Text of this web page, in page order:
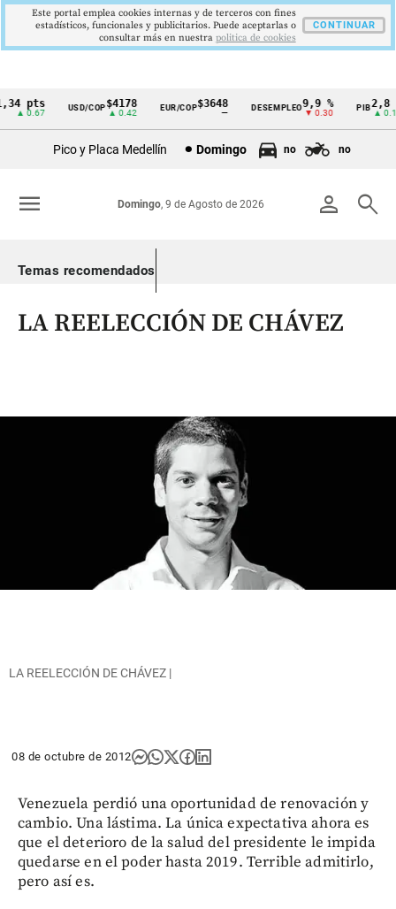
Cintillo
Colombia
pts
▲ 0.67
USD/COP$4178
▲ 0.42
EUR/COP$3648 DESEMPLEO9,9 %
▼ 0.30
2,8 %
▲ 0.10
Pico y Placa Medellín Domingo no no
person search
Domingo, 9 de Agosto de 2026
menu
Temas recomendados
LA REELECCIÓN DE CHÁVEZ
LA REELECCIÓN DE CHÁVEZ |
08 de octubre de 2012
Venezuela perdió una oportunidad de renovación y
cambio. Una lástima. La única expectativa ahora es
que el deterioro de la salud del presidente le impida
quedarse en el poder hasta 2019. Terrible admitirlo,
pero así es.
Este portal emplea cookies internas y de terceros con fines
estadísticos, funcionales y publicitarios. Puede aceptarlas o
consultar más en nuestra politica de cookies
CONTINUAR